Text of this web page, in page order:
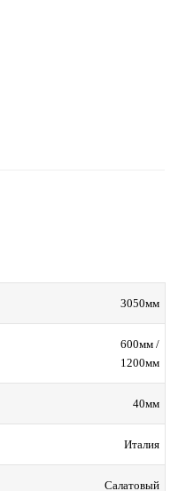
3050мм
600мм /
1200мм
40мм
Италия
Салатовый